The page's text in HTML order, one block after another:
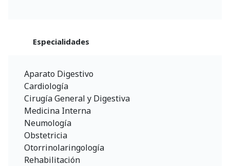
Especialidades
Aparato Digestivo
Cardiología
Cirugía General y Digestiva
Medicina Interna
Neumología
Obstetricia
Otorrinolaringología
Rehabilitación